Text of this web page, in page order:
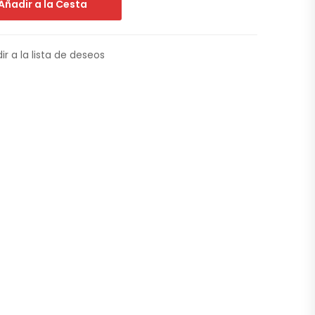
a la Cesta
a la lista de deseos